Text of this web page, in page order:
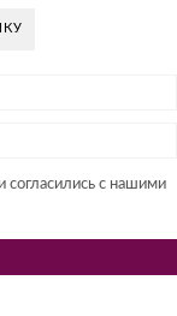
согласились с нашими